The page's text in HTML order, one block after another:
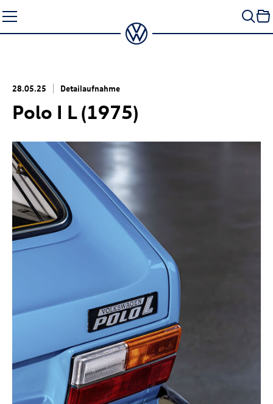
Seiteninhalt
springen
28.05.25 Detailaufnahme
Polo I L (1975)